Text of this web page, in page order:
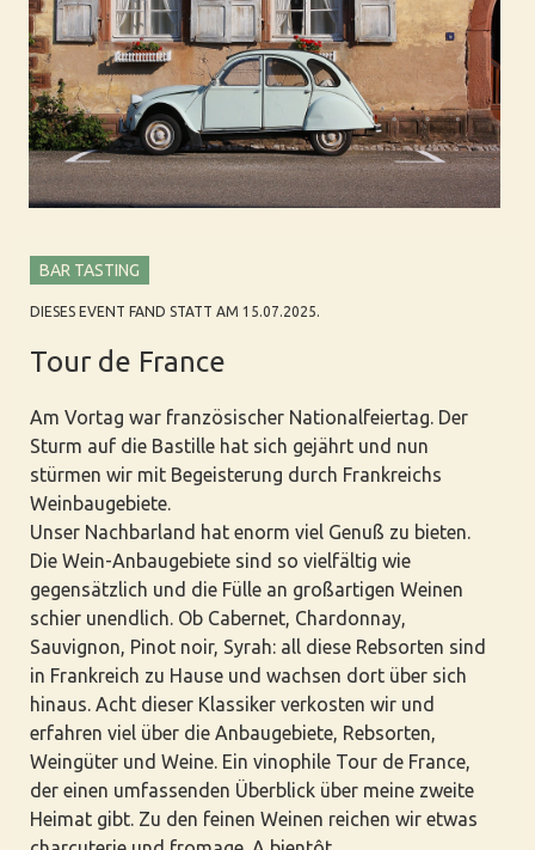
BAR TASTING
DIESES EVENT FAND STATT AM 15.07.2025.
Tour de France
Am Vortag war französischer Nationalfeiertag. Der
Sturm auf die Bastille hat sich gejährt und nun
stürmen wir mit Begeisterung durch Frankreichs
Weinbaugebiete.
Unser Nachbarland hat enorm viel Genuß zu bieten.
Die Wein-Anbaugebiete sind so vielfältig wie
gegensätzlich und die Fülle an großartigen Weinen
schier unendlich. Ob Cabernet, Chardonnay,
Sauvignon, Pinot noir, Syrah: all diese Rebsorten sind
in Frankreich zu Hause und wachsen dort über sich
hinaus. Acht dieser Klassiker verkosten wir und
erfahren viel über die Anbaugebiete, Rebsorten,
Weingüter und Weine. Ein vinophile Tour de France,
der einen umfassenden Überblick über meine zweite
Heimat gibt. Zu den feinen Weinen reichen wir etwas